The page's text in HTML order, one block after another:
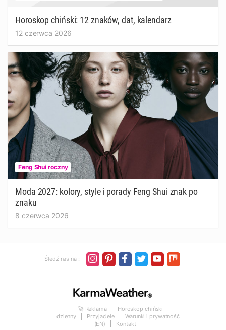
Horoskop chiński: 12 znaków, dat, kalendarz
12 czerwca 2026
Feng Shui roczny
Moda 2027: kolory, style i porady Feng Shui znak po
znaku
8 czerwca 2026
Śledź nas na :
🚀 Reklama
Horoskop chiński
dzienny
Przyjaciele
Warunki i prywatność
(EN)
Kontakt